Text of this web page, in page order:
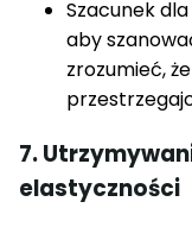
Szacunek dla
aby
zrozumieć,
7.
elastyczności